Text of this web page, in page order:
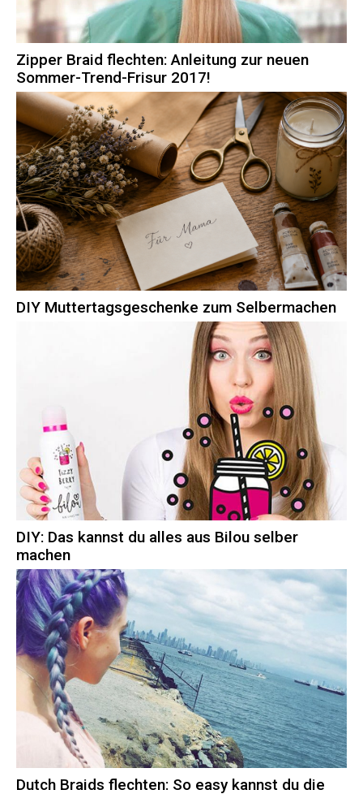
Zipper Braid flechten: Anleitung zur neuen
Sommer-Trend-Frisur 2017!
DIY Muttertagsgeschenke zum Selbermachen
DIY: Das kannst du alles aus Bilou selber
machen
Dutch Braids flechten: So easy kannst du die